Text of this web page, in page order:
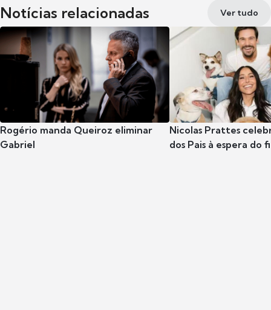
Notícias relacionadas Ver tudo
Rogério manda Queiroz eliminar
Gabriel
Nicolas Prattes
dos Pais à espera do